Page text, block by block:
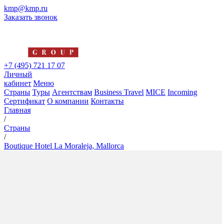
kmp@kmp.ru
Заказать звонок
+7 (495) 721 17 07
Личный
кабинет Меню
Страны Туры Агентствам Business Travel MICE Incoming
Сертификат О компании Контакты
Главная
/
Страны
/
Boutique Hotel La Moraleja, Mallorca